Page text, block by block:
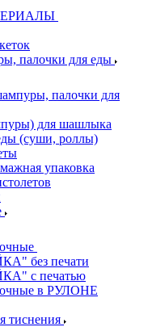
палочки для еды
палочки для
для шашлыка
(суши, роллы)
упаковка
без печати
с печатью
в РУЛОНЕ
тиснения